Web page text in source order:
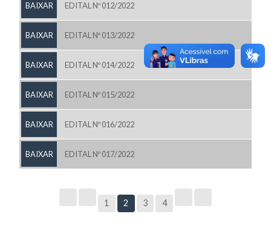
BAIXAR EDITAL Nº 012/2022
BAIXAR EDITAL Nº 013/2022
BAIXAR EDITAL Nº 014/2022
BAIXAR EDITAL Nº 015/2022
BAIXAR EDITAL Nº 016/2022
BAIXAR EDITAL Nº 017/2022
1 2 3 4